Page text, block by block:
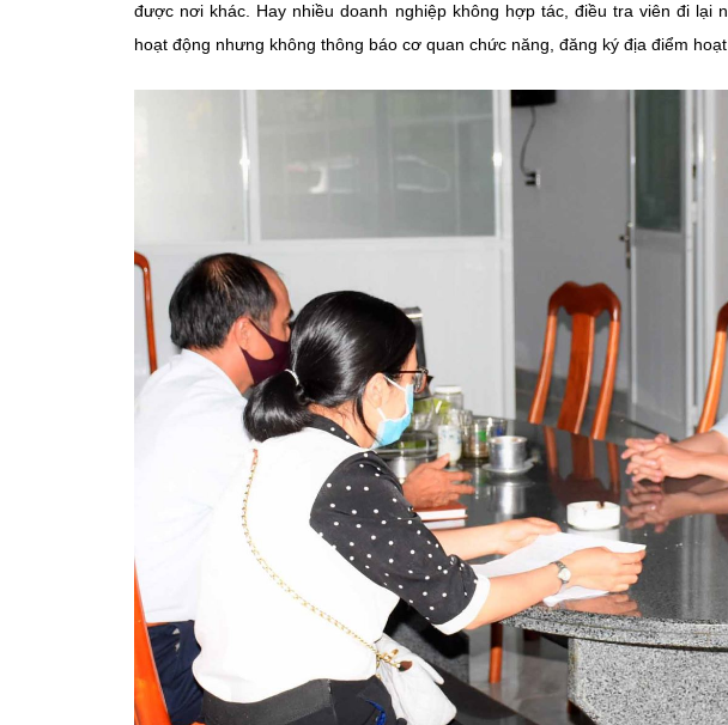
được nơi khác. Hay nhiều doanh nghiệp không hợp tác, điều tra viên đi lại
hoạt động nhưng không thông báo cơ quan chức năng, đăng ký địa điểm